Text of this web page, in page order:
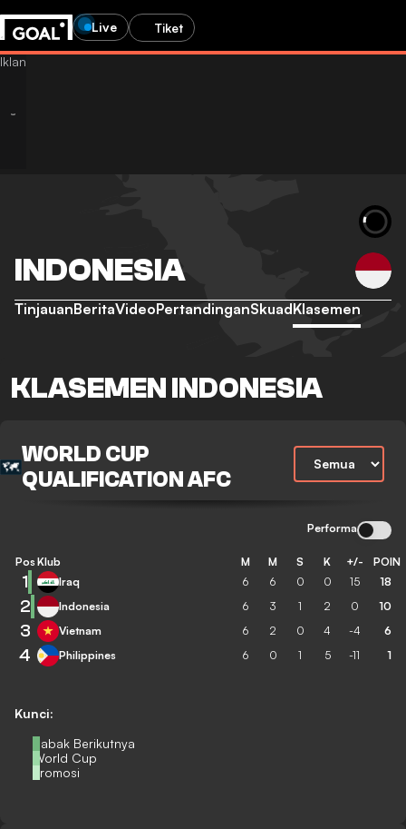
Live Tiket
INDONESIA
TinjauanBeritaVideoPertandinganSkuadKlasemen
KLASEMEN INDONESIA
WORLD CUP
QUALIFICATION AFC
Performa
Kunci:
Babak Berikutnya
World Cup
Promosi
Pos Klub M M S K +/- POIN
1 Iraq 6 6 0 0 15 18
2 Indonesia 6 3 1 2 0 10
3 Vietnam 6 2 0 4 -4 6
4 Philippines 6 0 1 5 -11 1